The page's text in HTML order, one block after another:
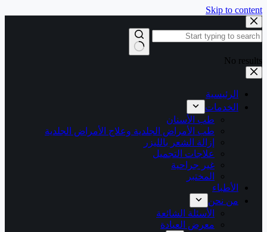
Skip to content
No results
الرئيسية
الخدمات
طب الأسنان
طب الأمراض الجلدية وعلاج الأمراض الجلدية
إزالة الشعر بالليزر
علاجات التجميل
غير جراحية
المختبر
الأطباء
من نحن
الأسئلة الشائعة
معرض العيادة